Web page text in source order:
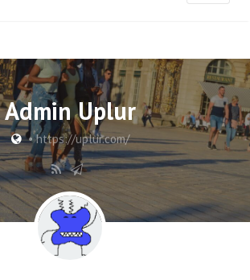
Admin Uplur
• https://uplur.com/